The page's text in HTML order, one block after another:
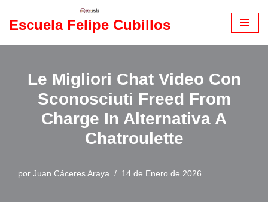
Saltar
al
Escuela Felipe Cubillos
Le Migliori Chat Video Con
Sconosciuti Freed From
Charge In Alternativa A
Chatroulette
por Juan Cáceres Araya 14 de Enero de 2026